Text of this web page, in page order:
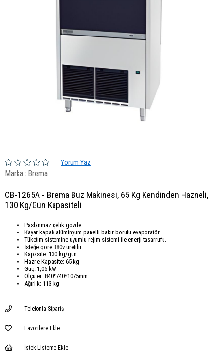
Yorum Yaz
Marka: Brema
CB-1265A - Brema Buz Makinesi, 65 Kg Kendinden Hazneli,
130 Kg/Gün Kapasiteli
Paslanmaz çelik gövde.
Kayar kapak alüminyum panelli bakır borulu evaporatör.
Tüketim sistemine uyumlu rejim sistemi ile enerji tasarrufu.
İsteğe göre 380v üretilir.
Kapasite: 130 kg/gün
Hazne Kapasite: 65 kg
Güç: 1,05 kW
Ölçüler: 840*740*1075mm
Ağırlık: 113 kg
Telefonla Sipariş
Favorilere Ekle
İstek Listeme Ekle